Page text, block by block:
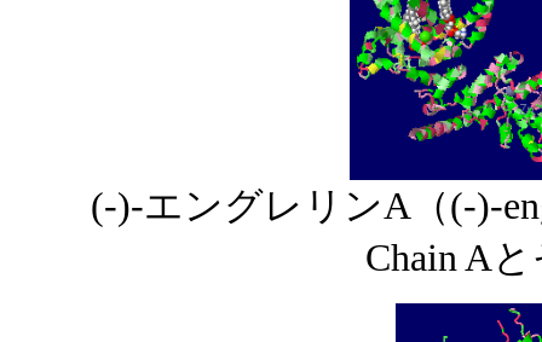
(-)-エングレリンA（(-)-
Chain A